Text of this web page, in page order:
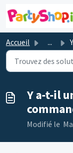
Accueil ...
Y a-t-il
Modifié le